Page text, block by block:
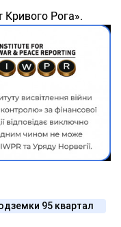
Рога».
95 квартал